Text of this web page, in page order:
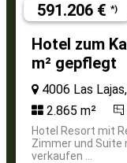
591.206 € *)
Hotel zum
m² gepflegt
4006 Las
2.865 m²
Hotel Resort mit
Zimmer und Suite
verkaufen ...